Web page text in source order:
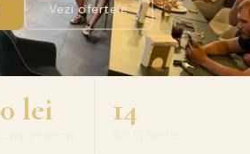
Vezi ofertele
0 lei 14